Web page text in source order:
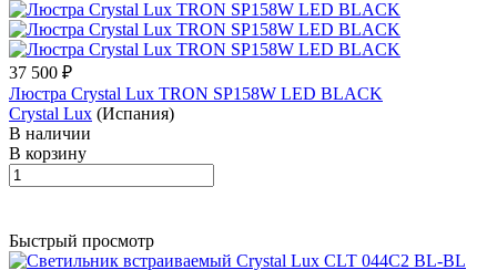
37 500 ₽
Люстра Crystal Lux TRON SP158W LED BLACK
Crystal Lux (Испания)
В наличии
В корзину
Быстрый просмотр